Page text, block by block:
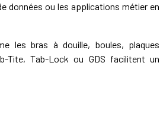
données ou les applications métier en
les bras à douille, boules, plaques
Tite, Tab-Lock ou GDS facilitent un